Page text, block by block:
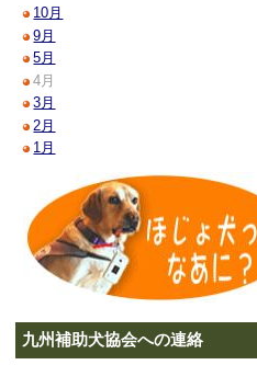
10月
9月
5月
4月
3月
2月
1月
九州補助犬協会への連絡